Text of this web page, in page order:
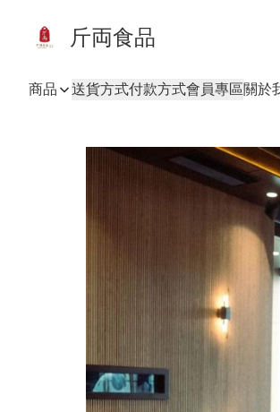
斤両食品
商品 送貨方式付款方式會員專區關於